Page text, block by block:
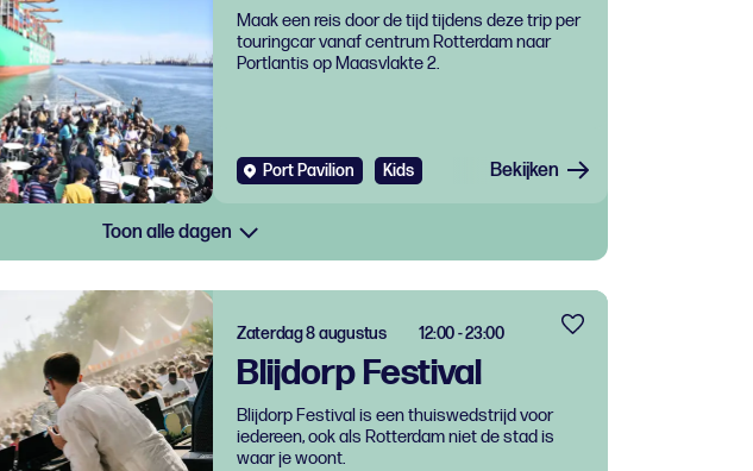
Maak een reis door de tijd tijdens deze trip per
touringcar vanaf centrum Rotterdam naar
Portlantis op Maasvlakte 2.
Port Pavilion Kids Bekijken
Toon alle dagen
Blijdorp Festival
Zaterdag 8 augustus 12:00 - 23:00
Blijdorp Festival is een thuiswedstrijd voor
iedereen, ook als Rotterdam niet de stad is
waar je woont.